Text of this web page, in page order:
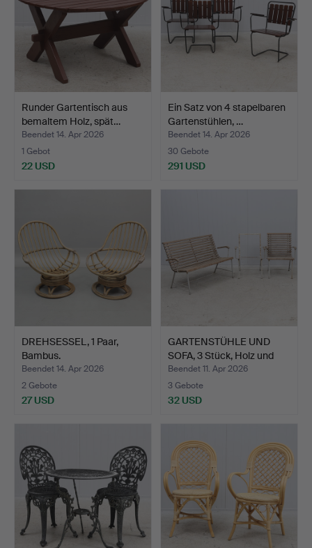
Runder Gartentisch aus
bemaltem Holz, spät…
Beendet 14. Apr 2026
1 Gebot
22 USD
Ein Satz von 4 stapelbaren
Gartenstühlen, …
Beendet 14. Apr 2026
30 Gebote
291 USD
DREHSESSEL, 1 Paar,
Bambus.
Beendet 14. Apr 2026
2 Gebote
27 USD
GARTENSTÜHLE UND
SOFA, 3 Stück, Holz und
M…
Beendet 11. Apr 2026
3 Gebote
32 USD